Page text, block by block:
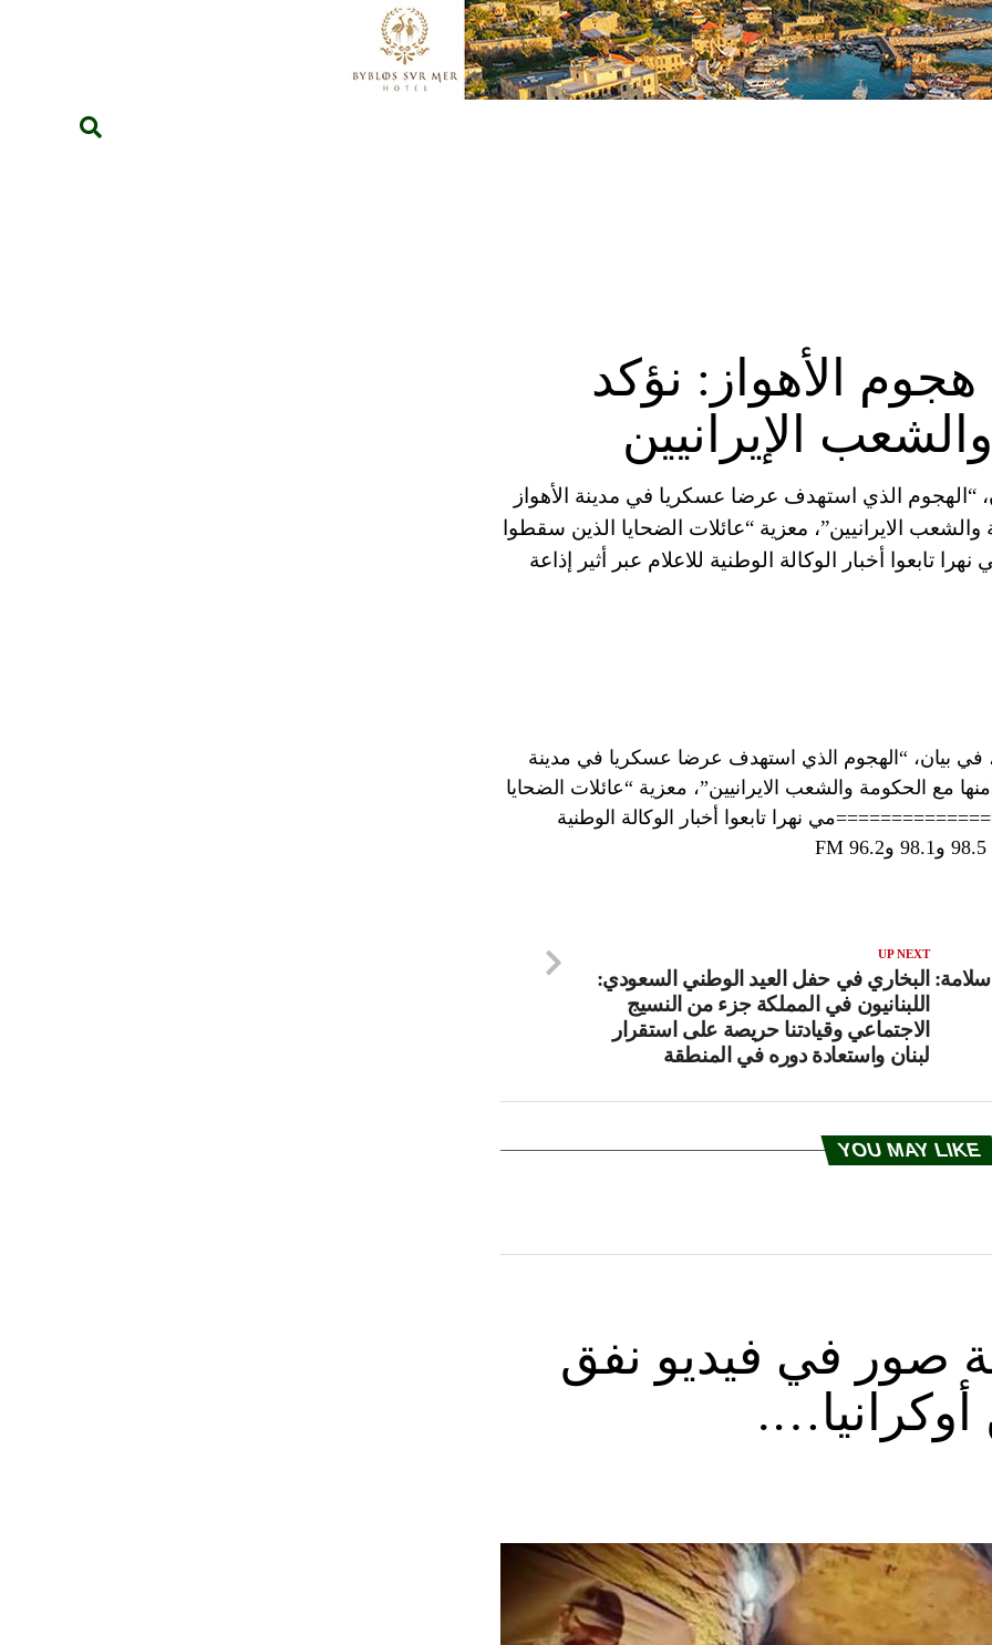
الأهواز: نؤكد
الإيرانيين
“الهجوم الذي استهدف عرضا عسكريا في مدينة الأهواز
والشعب الايرانيين”، معزية “عائلات الضحايا الذين سقطوا
أخبار الوكالة الوطنية للاعلام عبر أثير إذاعة
في بيان، “الهجوم الذي استهدف عرضا عسكريا في مدينة
مع الحكومة والشعب الايرانيين”، معزية “عائلات الضحايا
نهرا تابعوا أخبار الوكالة الوطنية
UP NEXT
البخاري في حفل العيد الوطني السعودي:
اللبنانيون في المملكة جزء من النسيج
الاجتماعي وقيادتنا حريصة على استقرار
لبنان واستعادة دوره في المنطقة
YOU MAY LIKE
صور في فيديو نفق